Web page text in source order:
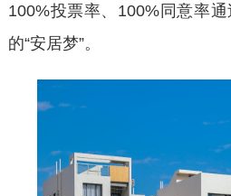
100%投票率、100%同意率
的“安居梦”。